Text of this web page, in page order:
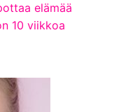
elämää
10 viikkoa